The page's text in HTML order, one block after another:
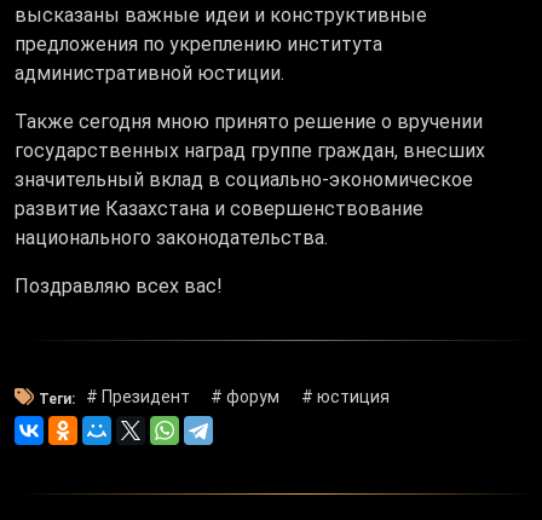
высказаны важные идеи и конструктивные
предложения по укреплению института
административной юстиции.
Также сегодня мною принято решение о вручении
государственных наград группе граждан, внесших
значительный вклад в социально-экономическое
развитие Казахстана и совершенствование
национального законодательства.
Поздравляю всех вас!
Теги: # Президент # форум # юстиция